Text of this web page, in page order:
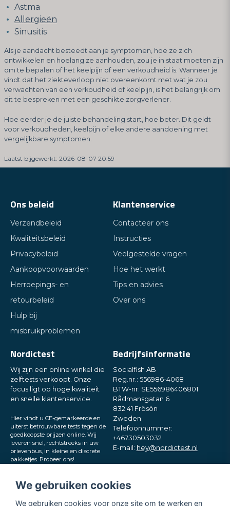
Astma
Allergieën
Sinusitis
Als je aandacht besteedt aan je symptomen, hoe ze zich
ontwikkelen en hoelang ze aanhouden, zou je in staat moeten zijn
om te bepalen of het keelpijn of een verkoudheid is. Wanneer je
vindt dat het ziekteverloop niet overeenkomt met wat je zou
verwachten van een verkoudheid of keelpijn, is het belangrijk om
dit te bespreken met een geschikte zorgverlener.
Hoe eerder je de juiste behandeling start, hoe beter. Dit geldt
voor verkoudheden, keelpijn of elke andere aandoening met
vergelijkbare symptomen.
Laatst bijgewerkt: 2026-08-07 20:59
Ons beleid
Verzendbeleid
Kwaliteitsbeleid
Privacybeleid
Aankoopvoorwaarden
Herroepings- en
retourbeleid
Hulp bij
misbruikproblemen
Klantenservice
Contacteer ons
Instructies
Veelgestelde vragen
Hoe het werkt
Tips en advies
Over ons
Nordictest
Wij zijn een online winkel die
zelftests verkoopt. Onze
focus ligt op hoge kwaliteit
en snelle klantenservice.
Hier vindt u CE-gemarkeerde en
uiterst betrouwbare tests tegen de
goedkoopste prijzen online. Wij
leveren snel, rechtstreeks in uw
brievenbus, in kleine en discrete
pakketjes. Probeer ons!
Bedrijfsinformatie
Socialfish AB
Reg.nr.: 556986-4068
BTW-nr: SE556986406801
Rådmansgatan 6
832 41 Frösön
Zweden
Telefoonnummer:
+46730503032
E-mail: hey@nordictest.nl
We gebruiken cookies
We gebruiken cookies voor onze site om te werken en